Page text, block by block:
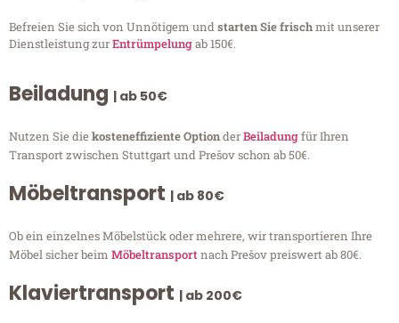
Befreien Sie sich von Unnötigem undstarten Sie frischmit unserer
Dienstleistung zurEntrümpelungab 150€.
Beiladung | ab 50€
Nutzen Sie diekosteneffiziente OptionderBeiladungfür Ihren
Transport zwischen Stuttgart und Prešov schon ab 50€.
Möbeltransport | ab 80€
Ob ein einzelnes Möbelstück oder mehrere, wir transportieren Ihre
Möbel sicher beim Möbeltransportnach Prešov preiswert ab 80€.
Klaviertransport | ab 200€